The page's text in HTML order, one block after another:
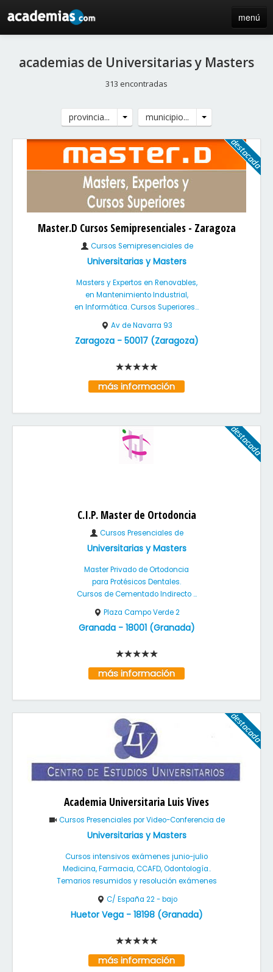
menú
blog
iniciar sesión / registro de centros
academias de Universitarias y Masters
313 encontradas
provincia... municipio...
Master.D Cursos Semipresenciales - Zaragoza
Cursos Semipresenciales de
Universitarias y Masters
Masters y Expertos en Renovables,
en Mantenimiento Industrial,
en Informática. Cursos Superiores...
Av de Navarra 93
Zaragoza- 50017(Zaragoza)
más información
C.I.P. Master de Ortodoncia
Cursos Presenciales de
Universitarias y Masters
Master Privado de Ortodoncia
para Protésicos Dentales.
Cursos de Cementado Indirecto ...
Plaza Campo Verde 2
Granada- 18001(Granada)
más información
Academia Universitaria Luis Vives
Cursos Presenciales por Video-Conferencia de
Universitarias y Masters
Cursos intensivos exámenes junio-julio
Medicina, Farmacia, CCAFD, Odontología..
Temarios resumidos y resolución exámenes
C/ España 22 - bajo
Huetor Vega- 18198(Granada)
más información